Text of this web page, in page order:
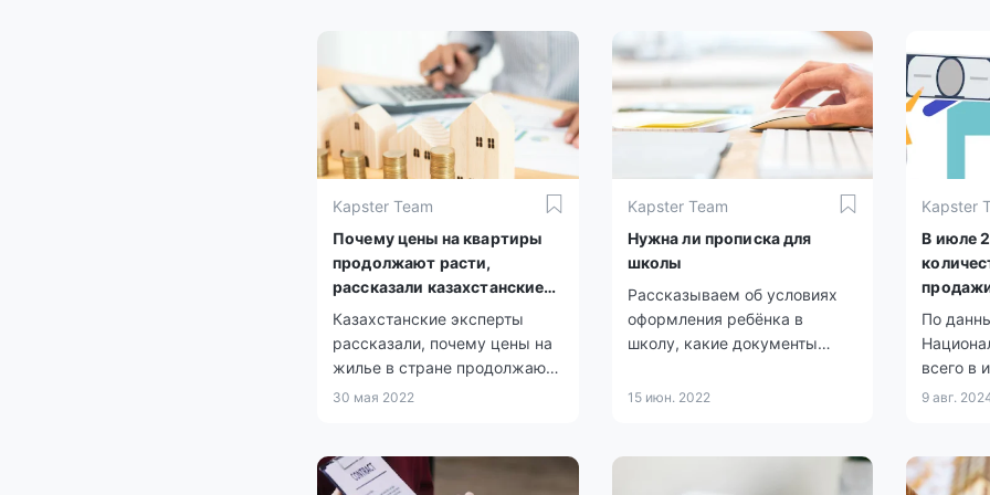
Kapster Team
Почему цены на квартиры
продолжают расти,
рассказали казахстанские
эксперты
Казахстанские эксперты
рассказали, почему цены на
жилье в стране продолжают
расти, при том что продажи
Tengrinews.kz.
30 мая 2022
Kapster Team
Нужна ли прописка для
школы
Рассказываем об условиях
оформления ребёнка в
школу, какие документы
играет прописка по месту
15 июн. 2022
Kapster
В июле
на 21,7%
По
всего в
126 по
домам и
9 авг.